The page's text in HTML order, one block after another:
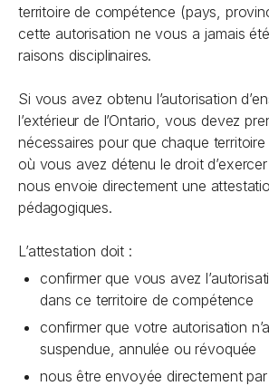
territoire de compétence (pays,
cette autorisation ne vous a jamais
raisons disciplinaires.
Si vous avez obtenu l’autorisation
l’extérieur de l’Ontario, vous devez
nécessaires pour que chaque
où vous avez détenu le droit
nous envoie directement une
pédagogiques.
L’attestation doit :
confirmer que vous avez
dans ce territoire de compétence
confirmer que votre autorisation
suspendue, annulée ou révoquée
nous être envoyée directement